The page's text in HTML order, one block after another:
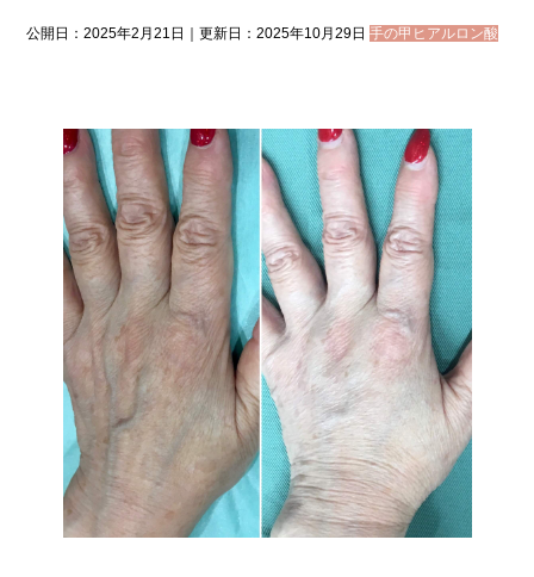
公開日：2025年2月21日｜更新日：2025年10月29日 手の甲ヒアルロン酸